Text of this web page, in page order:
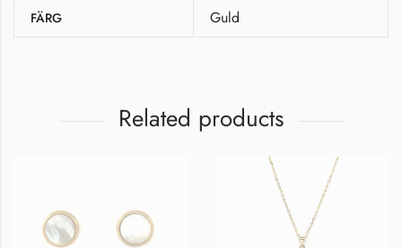
FÄRG Guld
Related products